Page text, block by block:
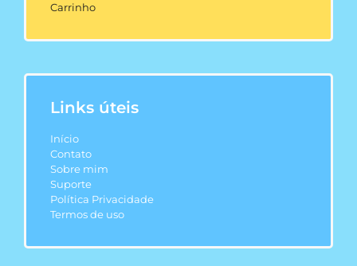
Carrinho
Links úteis
Início
Contato
Sobre mim
Suporte
Política Privacidade
Termos de uso